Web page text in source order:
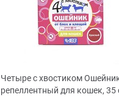
Четыре с хвостиком
репеллентный для кошек, 35